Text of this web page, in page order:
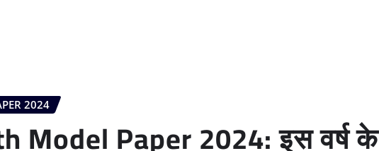
2024
Model Paper 2024: इस वर्ष के